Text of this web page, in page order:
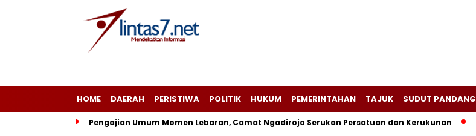
HOME DAERAH PERISTIWA POLITIK HUKUM PEMERINTAHAN TAJUK SUDUT PANDANG
Pengajian Umum Momen Lebaran, Camat Ngadirojo Serukan Persatuan dan Kerukunan